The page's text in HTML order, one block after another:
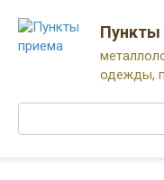
контенту
Пункты
одежды,
Поиск: